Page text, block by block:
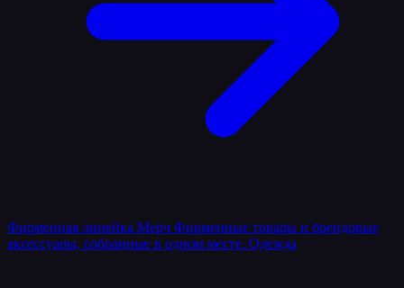
Фирменная линейка Мерч Фирменные товары и брендовые
аксессуары, собранные в одном месте. Одежда